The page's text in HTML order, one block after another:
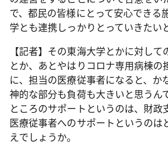
で、都民の皆様にとって安心できる
学とも連携しっかりとっていきたい
【記者】その東海大学とかに対し
とか、あとやはりコロナ専用病棟の
に、担当の医療従事者になると、か
神的な部分も負荷も大きいと思うん
ところのサポートというのは、財政
医療従事者へのサポートというのは
えでしょうか。